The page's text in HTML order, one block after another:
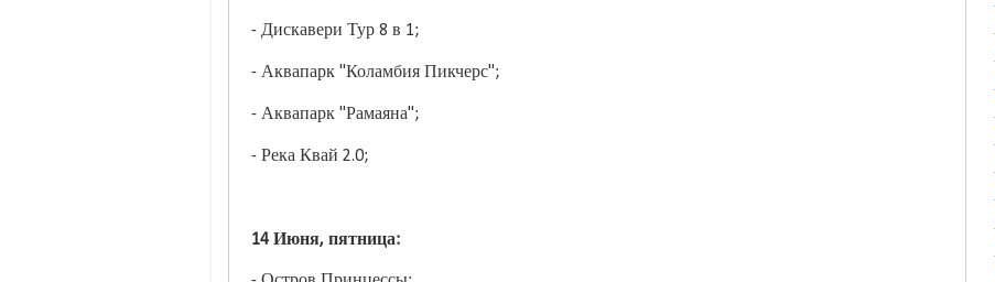
- Дискавери Тур 8 в 1;
- Аквапарк "Коламбия Пикчерс";
- Аквапарк "Рамаяна";
- Река Квай 2.0;
14 Июня, пятница: